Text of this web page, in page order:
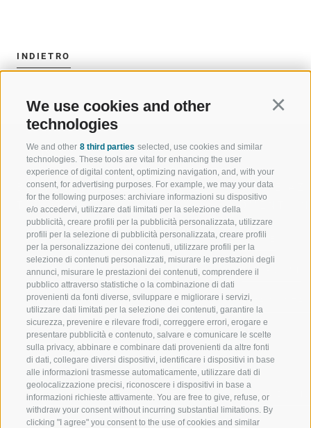
We use cookies and other
technologies
We and other 8 third parties selected, use cookies and similar
technologies. These tools are vital for enhancing the user
experience of digital content, optimizing navigation, and, with your
consent, for advertising purposes. For example, we may your data
for the following purposes: archiviare informazioni su dispositivo
e/o accedervi, utilizzare dati limitati per la selezione della
pubblicità, creare profili per la pubblicità personalizzata, utilizzare
profili per la selezione di pubblicità personalizzata, creare profili
per la personalizzazione dei contenuti, utilizzare profili per la
selezione di contenuti personalizzati, misurare le prestazioni degli
annunci, misurare le prestazioni dei contenuti, comprendere il
pubblico attraverso statistiche o la combinazione di dati
provenienti da fonti diverse, sviluppare e migliorare i servizi,
utilizzare dati limitati per la selezione dei contenuti, garantire la
sicurezza, prevenire e rilevare frodi, correggere errori, erogare e
presentare pubblicità e contenuto, salvare e comunicare le scelte
sulla privacy, abbinare e combinare dati provenienti da altre fonti
di dati, collegare diversi dispositivi, identificare i dispositivi in base
alle informazioni trasmesse automaticamente, utilizzare dati di
geolocalizzazione precisi, riconoscere i dispositivi in base a
informazioni richieste attivamente. You are free to give, refuse, or
withdraw your consent without incurring substantial limitations. By
clicking "I agree" you consent to the use of cookies and similar
INDIETRO
BENVENUTI NELLA REGIONE
TURISTICA DI RACINES
VAL GIOVO
VAL RACINES
VAL RIDANNA
IMPIANTI DI RISALITA
SCUOLA DI SCI RACINES
LUISL'S SKI SCHOOL A RACINES
SPORT E
MOMENTI
SCIARE
ESCURSIONI
ALTA
BIKE
FONDO
ACQUA DA